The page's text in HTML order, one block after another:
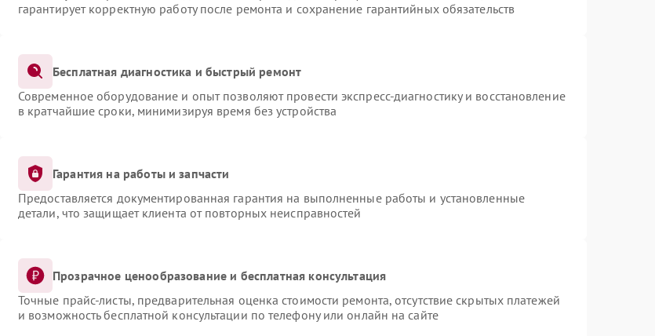
гарантирует корректную работу после ремонта и сохранение гарантийных обязательств
Бесплатная диагностика и быстрый ремонт
Современное оборудование и опыт позволяют провести экспресс-диагностику и восстановление
в кратчайшие сроки, минимизируя время без устройства
Гарантия на работы и запчасти
Предоставляется документированная гарантия на выполненные работы и установленные
детали, что защищает клиента от повторных неисправностей
Прозрачное ценообразование и бесплатная консультация
Точные прайс-листы, предварительная оценка стоимости ремонта, отсутствие скрытых платежей
и возможность бесплатной консультации по телефону или онлайн на сайте